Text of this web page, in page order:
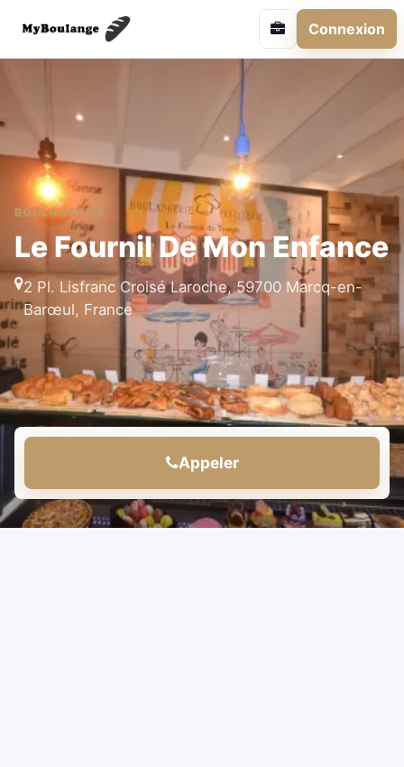
Connexion
BOULANGERIE
Le Fournil De Mon Enfance
2 Pl. Lisfranc Croisé Laroche, 59700 Marcq-en-
Barœul, France
Appeler